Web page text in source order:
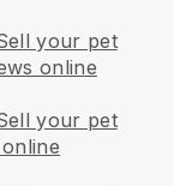
your pet
online
your pet